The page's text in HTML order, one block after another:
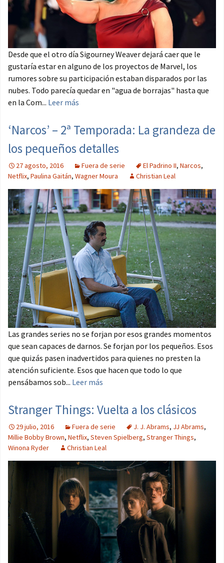
Desde que el otro día Sigourney Weaver dejará caer que le
gustaría estar en alguno de los proyectos de Marvel, los
rumores sobre su participación estaban disparados por las
nubes. Todo parecía quedar en "agua de borrajas" hasta que
en la Com... Leer más
‘Narcos’ – 2ª Temporada: La grandeza de
los pequeños detalles
27 agosto, 2016 Fuera de serie El Padrino II, Narcos,
Netflix, Paulina Gaitán, Wagner Moura Christian Leal
Las grandes series no se forjan por esos grandes momentos
que sean capaces de darnos. Se forjan por los pequeños. Esos
que quizás pasen inadvertidos para quienes no presten la
atención suficiente. Esos que hacen que todo lo que
pensábamos sob... Leer más
Stranger Things: Vuelta a los clásicos
29 julio, 2016 Fuera de serie J. J. Abrams, JJ Abrams,
Millie Bobby Brown, Netflix, Steven Spielberg, Stranger Things,
Winona Ryder
Christian Leal